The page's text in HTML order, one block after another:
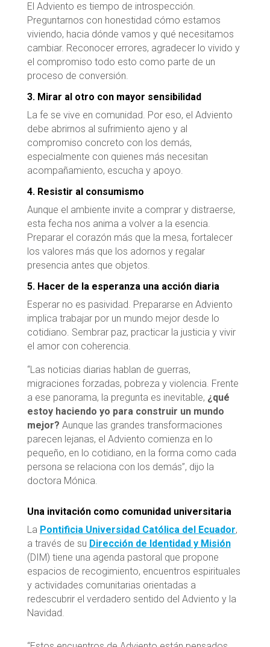
El Adviento es tiempo de introspección.
Preguntarnos con honestidad cómo estamos
viviendo, hacia dónde vamos y qué necesitamos
cambiar. Reconocer errores, agradecer lo vivido y
el compromiso todo esto como parte de un
proceso de conversión.
3. Mirar al otro con mayor sensibilidad
La fe se vive en comunidad. Por eso, el Adviento
debe abrirnos al sufrimiento ajeno y al
compromiso concreto con los demás,
especialmente con quienes más necesitan
acompañamiento, escucha y apoyo.
4. Resistir al consumismo
Aunque el ambiente invite a comprar y distraerse,
esta fecha nos anima a volver a la esencia.
Preparar el corazón más que la mesa, fortalecer
los valores más que los adornos y regalar
presencia antes que objetos.
5. Hacer de la esperanza una acción diaria
Esperar no es pasividad. Prepararse en Adviento
implica trabajar por un mundo mejor desde lo
cotidiano. Sembrar paz, practicar la justicia y vivir
el amor con coherencia.
“Las noticias diarias hablan de guerras,
migraciones forzadas, pobreza y violencia. Frente
a ese panorama, la pregunta es inevitable, ¿qué
estoy haciendo yo para construir un mundo
mejor? Aunque las grandes transformaciones
parecen lejanas, el Adviento comienza en lo
pequeño, en lo cotidiano, en la forma como cada
persona se relaciona con los demás”, dijo la
doctora Mónica.
Una invitación como comunidad universitaria
La Pontificia Universidad Católica del Ecuador,
a través de su Dirección de Identidad y Misión
(DIM) tiene una agenda pastoral que propone
espacios de recogimiento, encuentros espirituales
y actividades comunitarias orientadas a
redescubrir el verdadero sentido del Adviento y la
Navidad.